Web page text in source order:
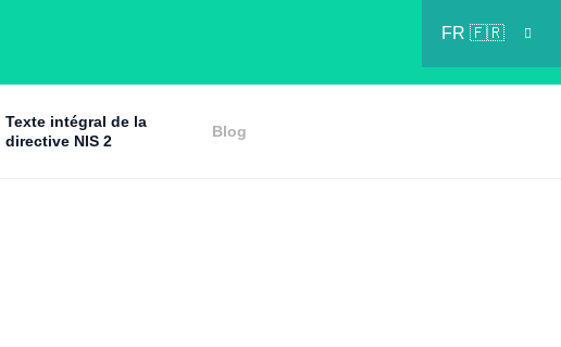
FR 🇫🇷
Texte intégral de la
directive NIS 2
Blog